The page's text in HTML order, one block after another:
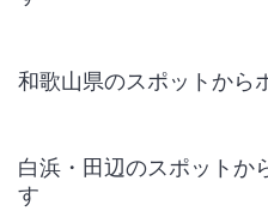
和歌山県のスポットから
白浜・田辺のスポットか
す